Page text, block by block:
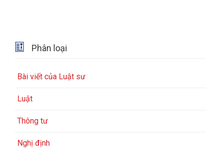
 Phân loại
Bài viết của Luật sư
Luật
Thông tư
Nghị định